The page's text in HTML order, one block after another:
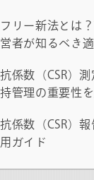
リー新法とは
者が知るべき
係数（CSR）
管理の重要性
係数（CSR）
ガイド